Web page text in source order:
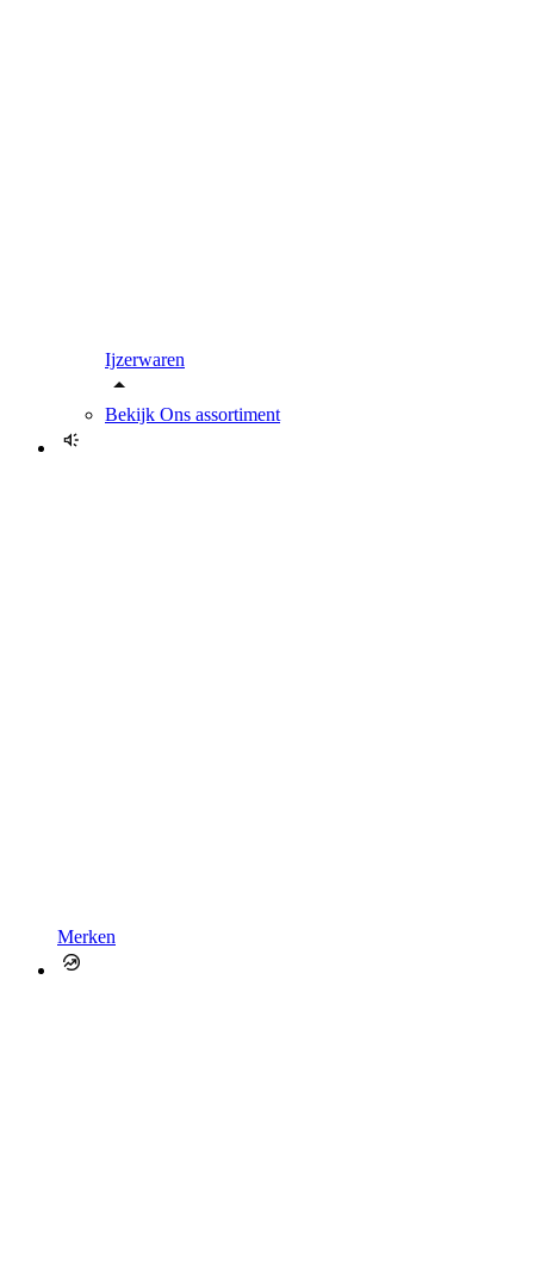
Ijzerwaren
Bekijk Ons assortiment
Merken